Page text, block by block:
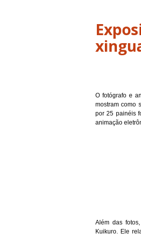
O fotógrafo e
mostram como
por 25 painéis
animação
Além das
Kuikuro. Ele